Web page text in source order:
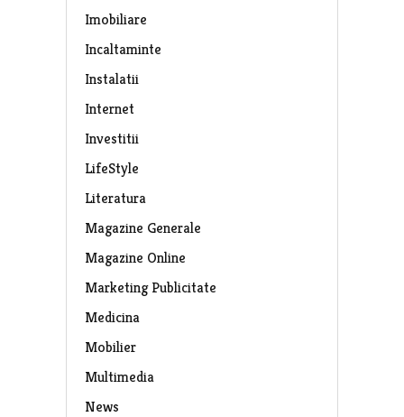
Imobiliare
Incaltaminte
Instalatii
Internet
Investitii
LifeStyle
Literatura
Magazine Generale
Magazine Online
Marketing Publicitate
Medicina
Mobilier
Multimedia
News